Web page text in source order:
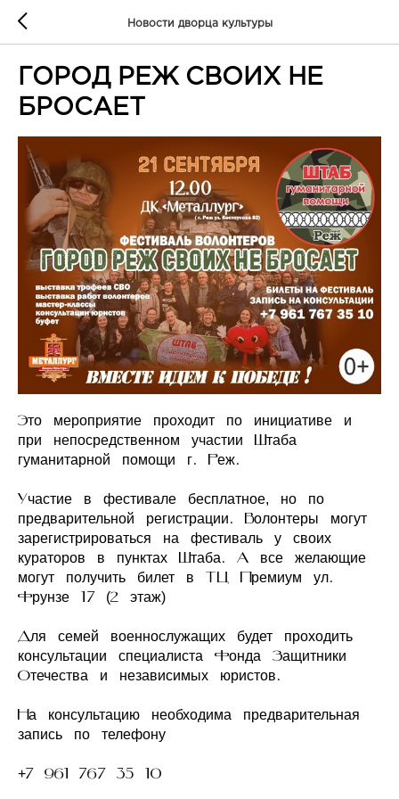
Новости дворца культуры
ГОРОД РЕЖ СВОИХ НЕ
БРОСАЕТ
Это мероприятие проходит по инициативе и
при непосредственном участии Штаба
гуманитарной помощи г. Реж.
Участие в фестивале бесплатное, но по
предварительной регистрации. Волонтеры могут
зарегистрироваться на фестиваль у своих
кураторов в пунктах Штаба. А все желающие
могут получить билет в ТЦ Премиум ул.
Фрунзе 17 (2 этаж)
Для семей военнослужащих будет проходить
консультации специалиста Фонда Защитники
Отечества и независимых юристов.
На консультацию необходима предварительная
запись по телефону
+7 961 767 35 10